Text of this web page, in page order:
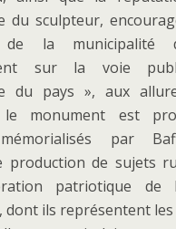
du sculpteur,
la municipalité
sur la voie
du pays », aux
le monument est
par
production de sujets
patriotique
dont ils représentent